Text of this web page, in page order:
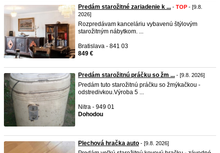
Predám starožitné zariadenie k ... - TOP - [9.8.
2026]
Rozpredávam kanceláriu vybavenú štýlovým
starožitným nábytkom. ...
Bratislava - 841 03
849 €
Predám starožitnú práčku so žm ... - [9.8. 2026]
Predám tuto starožitnú práčku so žmýkačkou -
odstredivkou.Výroba 5 ...
Nitra - 949 01
Dohodou
Plechová hračka auto - [9.8. 2026]